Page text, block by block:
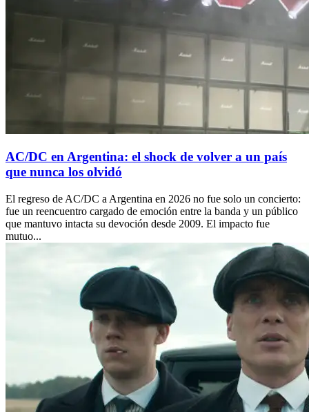
AC/DC en Argentina: el shock de volver a un país
que nunca los olvidó
El regreso de AC/DC a Argentina en 2026 no fue solo un concierto:
fue un reencuentro cargado de emoción entre la banda y un público
que mantuvo intacta su devoción desde 2009. El impacto fue
mutuo...